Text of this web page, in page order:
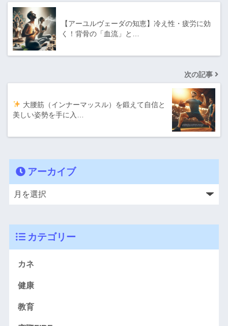
【アーユルヴェーダの知恵】冷え性・疲労に効
く！背骨の「血流」と…
次の記事
大腰筋（インナーマッスル）を鍛えて自信と
美しい姿勢を手に入…
アーカイブ
カテゴリー
カネ
健康
教育